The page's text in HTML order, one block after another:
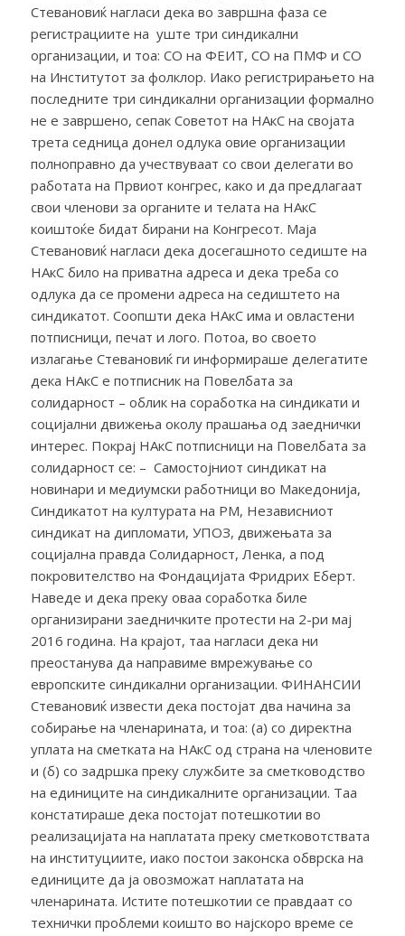
Стевановиќ нагласи дека во завршна фаза се
регистрациите на уште три синдикални
организации, и тоа: СО на ФЕИТ, СО на ПМФ и СО
на Институтот за фолклор. Иако регистрирањето на
последните три синдикални организации формално
не е завршено, сепак Советот на НАкС на својата
трета седница донел одлука овие организации
полноправно да учествуваат со свои делегати во
работата на Првиот конгрес, како и да предлагаат
свои членови за органите и телата на НАкС
коиштоќе бидат бирани на Конгресот. Маја
Стевановиќ нагласи дека досегашното седиште на
НАкС било на приватна адреса и дека треба со
одлука да се промени адреса на седиштето на
синдикатот. Соопшти дека НАкС има и овластени
потписници, печат и лого. Потоа, во своето
излагање Стевановиќ ги информираше делегатите
дека НАкС е потписник на Повелбата за
солидарност – облик на соработка на синдикати и
социјални движења околу прашања од заеднички
интерес. Покрај НАкС потписници на Повелбата за
солидарност се: – Самостоjниот синдикат на
новинари и медиумски работници во Македонија,
Синдикатот на културата на РМ, Независниот
синдикат на дипломати, УПОЗ, движењата за
социјална правда Солидарност, Ленка, а под
покровителство на Фондацијата Фридрих Еберт.
Наведе и дека преку оваа соработка биле
организирани заедничките протести на 2-ри мај
2016 година. На крајот, таа нагласи дека ни
преостанува да направиме вмрежување со
европските синдикални организации. ФИНАНСИИ
Стевановиќ извести дека постојат два начина за
собирање на членарината, и тоа: (а) со директна
уплата на сметката на НАкС од страна на членовите
и (б) со задршка преку службите за сметководство
на единиците на синдикалните организации. Таа
констатираше дека постојат потешкотии во
реализацијата на наплатата преку сметковотствата
на институциите, иако постои законска обврска на
единиците да ја овозможат наплатата на
членарината. Истите потешкотии се правдаат со
технички проблеми коишто во најскоро време се